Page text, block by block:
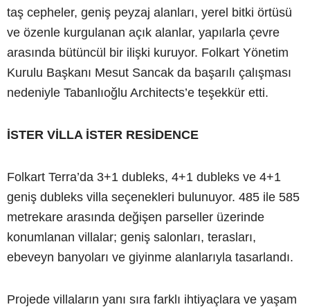
taş cepheler, geniş peyzaj alanları, yerel bitki örtüsü
ve özenle kurgulanan açık alanlar, yapılarla çevre
arasında bütüncül bir ilişki kuruyor. Folkart Yönetim
Kurulu Başkanı Mesut Sancak da başarılı çalışması
nedeniyle Tabanlıoğlu Architects’e teşekkür etti.
İSTER VİLLA İSTER RESİDENCE
Folkart Terra’da 3+1 dubleks, 4+1 dubleks ve 4+1
geniş dubleks villa seçenekleri bulunuyor. 485 ile 585
metrekare arasında değişen parseller üzerinde
konumlanan villalar; geniş salonları, terasları,
ebeveyn banyoları ve giyinme alanlarıyla tasarlandı.
Projede villaların yanı sıra farklı ihtiyaçlara ve yaşam